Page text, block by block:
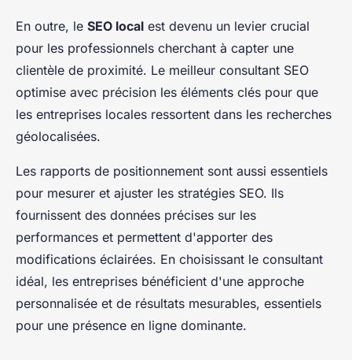
En outre, le SEO local est devenu un levier crucial
pour les professionnels cherchant à capter une
clientèle de proximité. Le meilleur consultant SEO
optimise avec précision les éléments clés pour que
les entreprises locales ressortent dans les recherches
géolocalisées.
Les rapports de positionnement sont aussi essentiels
pour mesurer et ajuster les stratégies SEO. Ils
fournissent des données précises sur les
performances et permettent d'apporter des
modifications éclairées. En choisissant le consultant
idéal, les entreprises bénéficient d'une approche
personnalisée et de résultats mesurables, essentiels
pour une présence en ligne dominante.